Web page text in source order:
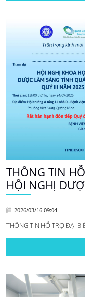
THÔNG TIN
HỘI NGHỊ
2026/03/16 09:04
THÔNG TIN HỖ TRỢ ĐẠI